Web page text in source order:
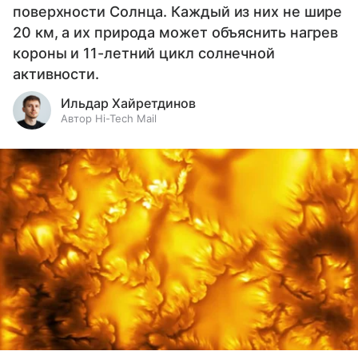
поверхности Солнца. Каждый из них не шире
20 км, а их природа может объяснить нагрев
короны и 11-летний цикл солнечной
активности.
Ильдар Хайретдинов
Автор Hi-Tech Mail